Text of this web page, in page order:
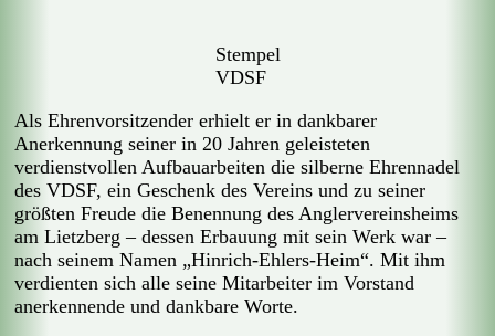
Stempel
VDSF
Als Ehrenvorsitzender erhielt er in dankbarer
Anerkennung seiner in 20 Jahren geleisteten
verdienstvollen Aufbauarbeiten die silberne Ehrennadel
des VDSF, ein Geschenk des Vereins und zu seiner
größten Freude die Benennung des Anglervereinsheims
am Lietzberg – dessen Erbauung mit sein Werk war –
nach seinem Namen „Hinrich-Ehlers-Heim“. Mit ihm
verdienten sich alle seine Mitarbeiter im Vorstand
anerkennende und dankbare Worte.